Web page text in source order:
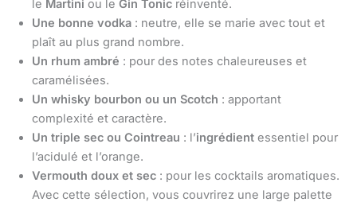
le Martini ou le Gin Tonic réinventé.
Une bonne vodka : neutre, elle se marie avec tout et
plaît au plus grand nombre.
Un rhum ambré : pour des notes chaleureuses et
caramélisées.
Un whisky bourbon ou un Scotch : apportant
complexité et caractère.
Un triple sec ou Cointreau : l’ingrédient essentiel pour
l’acidulé et l’orange.
Vermouth doux et sec : pour les cocktails aromatiques.
Avec cette sélection, vous couvrirez une large palette